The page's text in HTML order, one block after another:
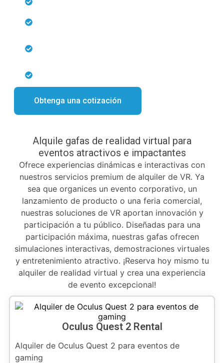
Obtenga una cotización
Alquile gafas de realidad virtual para
eventos atractivos e impactantes
Ofrece experiencias dinámicas e interactivas con
nuestros servicios premium de alquiler de VR. Ya
sea que organices un evento corporativo, un
lanzamiento de producto o una feria comercial,
nuestras soluciones de VR aportan innovación y
participación a tu público. Diseñadas para una
participación máxima, nuestras gafas ofrecen
simulaciones interactivas, demostraciones virtuales
y entretenimiento atractivo. ¡Reserva hoy mismo tu
alquiler de realidad virtual y crea una experiencia
de evento excepcional!
Oculus Quest 2 Rental
Alquiler de Oculus Quest 2 para eventos de
gaming